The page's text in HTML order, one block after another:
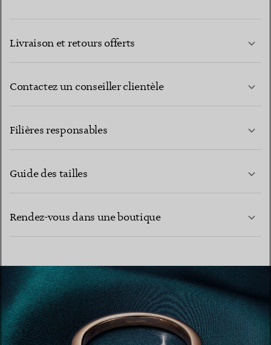
Livraison et retours offerts
Contactez un conseiller clientèle
Filières responsables
Guide des tailles
Rendez-vous dans une boutique
TROUVEZ LA BOUTIQUE LA PLUS PROCHE